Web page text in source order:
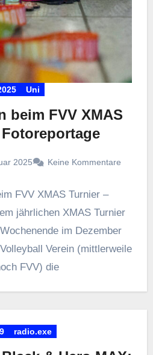
Uni
beim FVV XMAS
2025 Keine Kommentare
FVV XMAS Turnier –
jährlichen XMAS Turnier
im Dezember
Verein (mittlerweile
FVV) die
radio.exe